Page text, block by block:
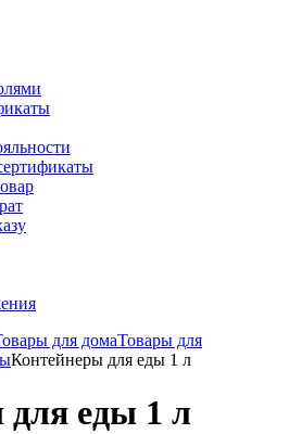
для домаТовары для
Контейнеры для еды 1 л
еды 1 л